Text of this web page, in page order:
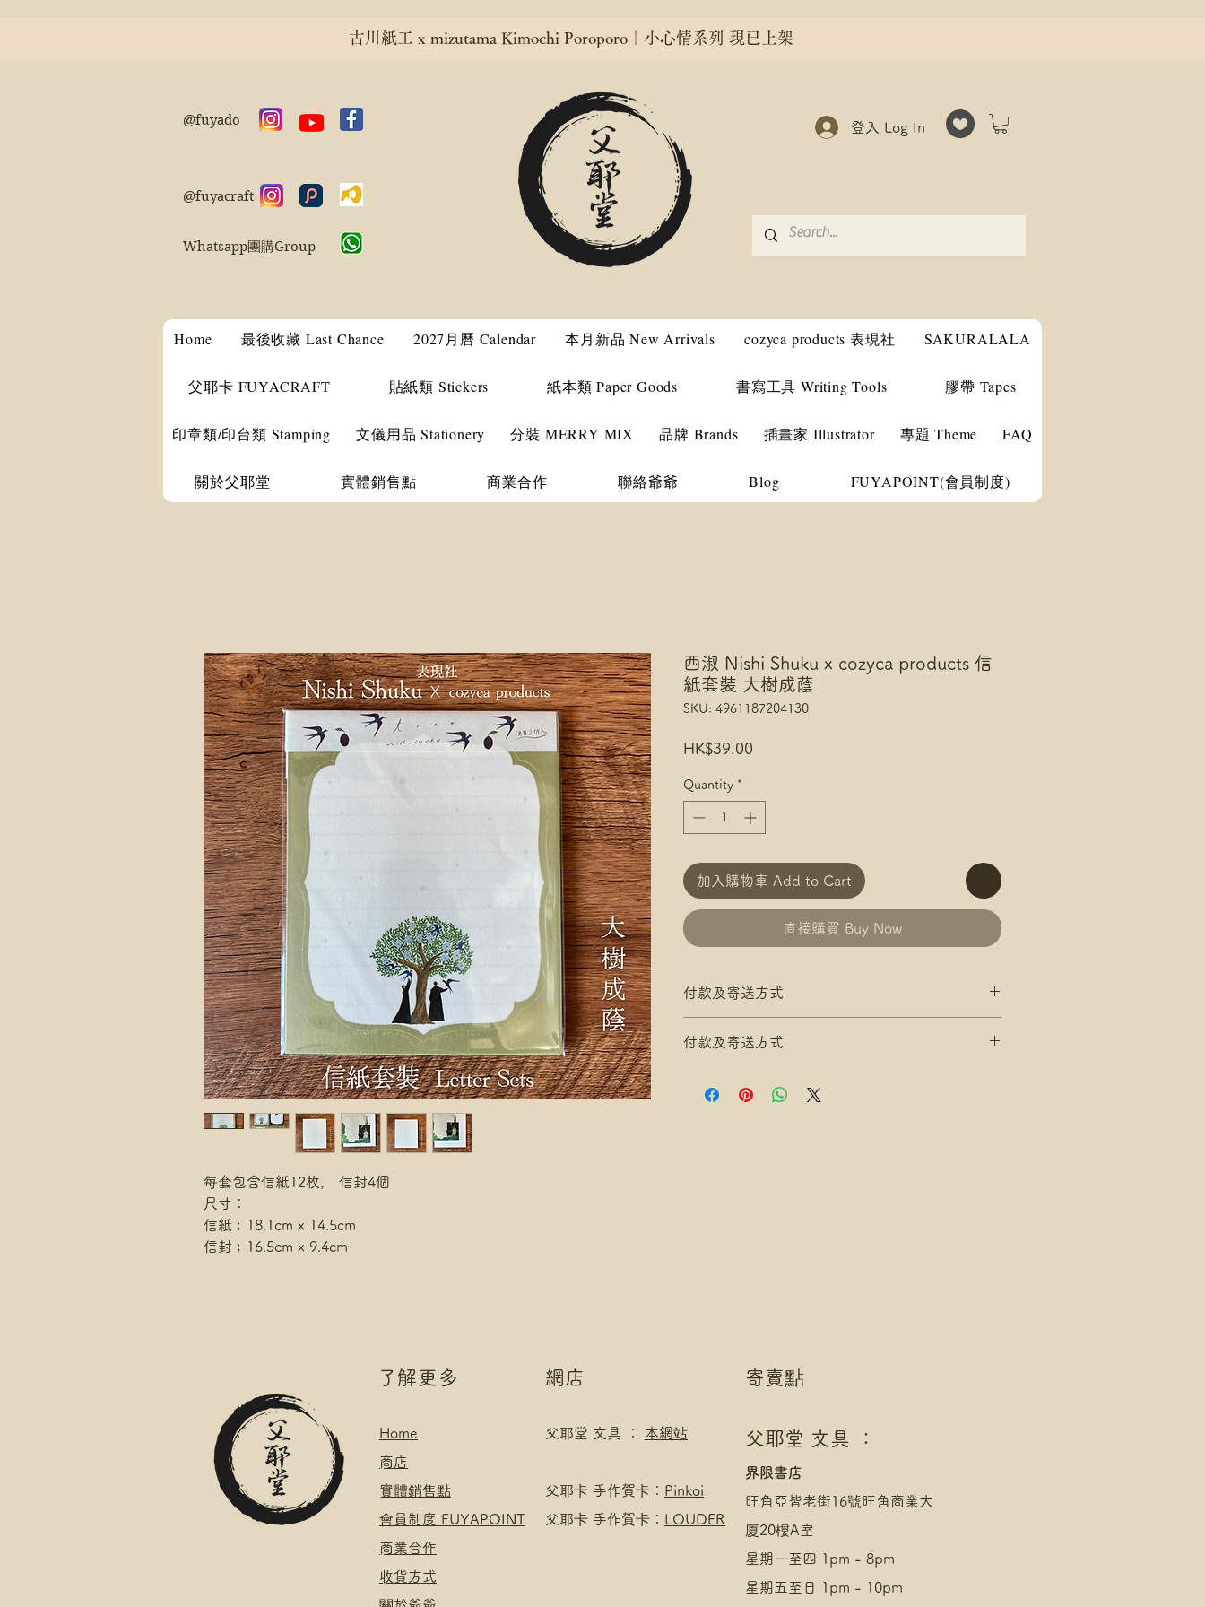
古川紙工 x mizutama Kimochi Poroporo｜小心情系列 現已上架
@fuyado
@fuyacraft
Whatsapp團購Group
登入 Log In
Home 最後收藏 Last Chance 2027月曆 Calendar 本月新品 New Arrivals cozyca products 表現社 SAKURALALA
父耶卡 FUYACRAFT 貼紙類 Stickers 紙本類 Paper Goods 書寫工具 Writing Tools 膠帶 Tapes
印章類/印台類 Stamping 文儀用品 Stationery 分裝 MERRY MIX 品牌 Brands 插畫家 Illustrator 專題 Theme FAQ
關於父耶堂 實體銷售點 商業合作 聯絡爺爺 Blog FUYAPOINT(會員制度)
每套包含信紙12枚， 信封4個
尺寸：
信紙﹔18.1cm x 14.5cm
信封﹔16.5cm x 9.4cm
西淑 Nishi Shuku x cozyca products 信
紙套裝 大樹成蔭
SKU: 4961187204130
HK$39.00
Quantity *
加入購物車 Add to Cart
直接購買 Buy Now
付款及寄送方式
滿$300 免 香港郵政 易寄取 運費
/ 尚德郵政局)
付款及寄送方式
滿$300 免 香港郵政 易寄取 運費
​了解更多 網店 寄賣點
Home
​商店
​實體銷售點
​會員制度 FUYAPOINT
​商業合作
​收貨方式
父耶堂 文具 ： 本網站
​父耶卡 手作賀卡： Pinkoi
父耶卡 手作賀卡： LOUDER
父耶堂 文具 ：
界限書店
旺角亞皆老街16號旺角商業大
廈20樓A室
星期一至四 1pm - 8pm
星期五至日 1pm - 10pm